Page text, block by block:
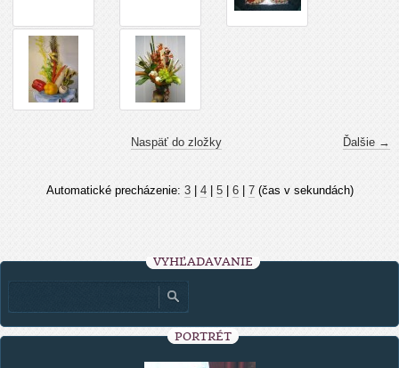
Ďalšie →
Naspäť do zložky
Automatické precházenie: 3| 4| 5| 6| 7(čas v sekundách)
VYHĽADÁVANIE
PORTRÉT